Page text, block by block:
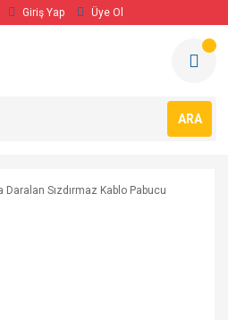
Giriş Yap Üye Ol
ARA